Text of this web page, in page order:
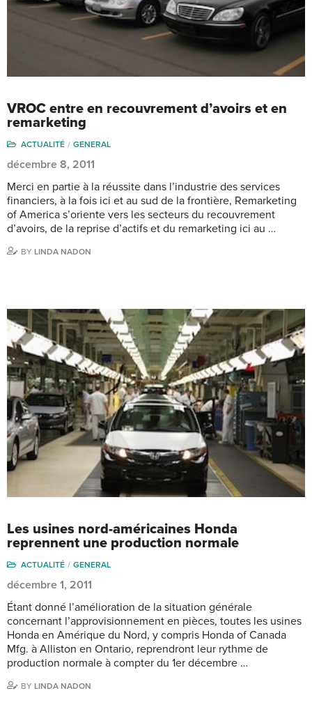
VROC entre en recouvrement d’avoirs et en
remarketing
ACTUALITÉ GENERAL
décembre 8, 2011
Merci en partie à la réussite dans l’industrie des services
financiers, à la fois ici et au sud de la frontière, Remarketing
of America s’oriente vers les secteurs du recouvrement
d’avoirs, de la reprise d’actifs et du remarketing ici au …
BY LINDA NADON
Les usines nord-américaines Honda
reprennent une production normale
ACTUALITÉ GENERAL
décembre 1, 2011
Étant donné l’amélioration de la situation générale
concernant l’approvisionnement en pièces, toutes les usines
Honda en Amérique du Nord, y compris Honda of Canada
Mfg. à Alliston en Ontario, reprendront leur rythme de
production normale à compter du 1er décembre …
BY LINDA NADON